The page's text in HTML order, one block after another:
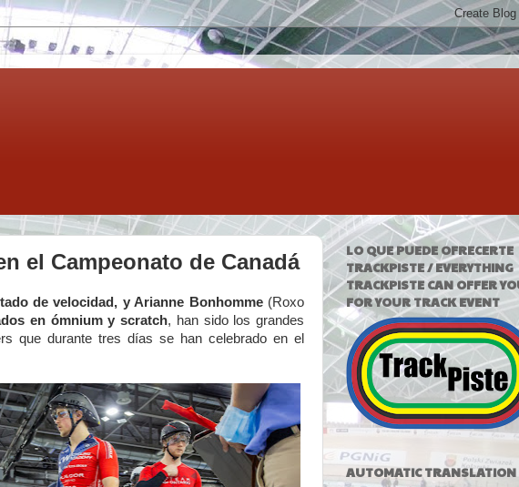
el Campeonato de Canadá
de velocidad, y Arianne Bonhomme (Roxo
en ómnium y scratch, han sido los grandes
que durante tres días se han celebrado en el
LO QUE PUEDE OFRECERTE
TRACKPISTE / EVERYTHING
TRACKPISTE CAN OFFER
FOR YOUR TRACK EVENT
AUTOMATIC TRANSLATION